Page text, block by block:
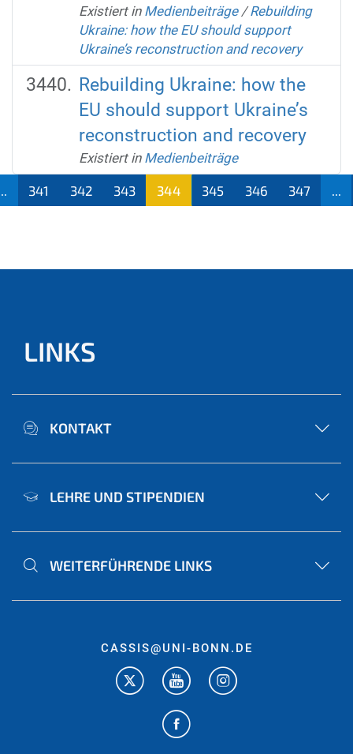
Existiert in Medienbeiträge /Rebuilding
Ukraine: how the EU should support
Ukraine’s reconstruction and recovery
Rebuilding Ukraine: how the
EU should support Ukraine’s
reconstruction and recovery
Existiert in Medienbeiträge
341 342 343
344
345 346 347
LINKS
KONTAKT
LEHRE UND STIPENDIEN
WEITERFÜHRENDE LINKS
CASSIS@UNI-BONN.DE